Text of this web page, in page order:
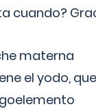
cuando?
materna
el yodo,